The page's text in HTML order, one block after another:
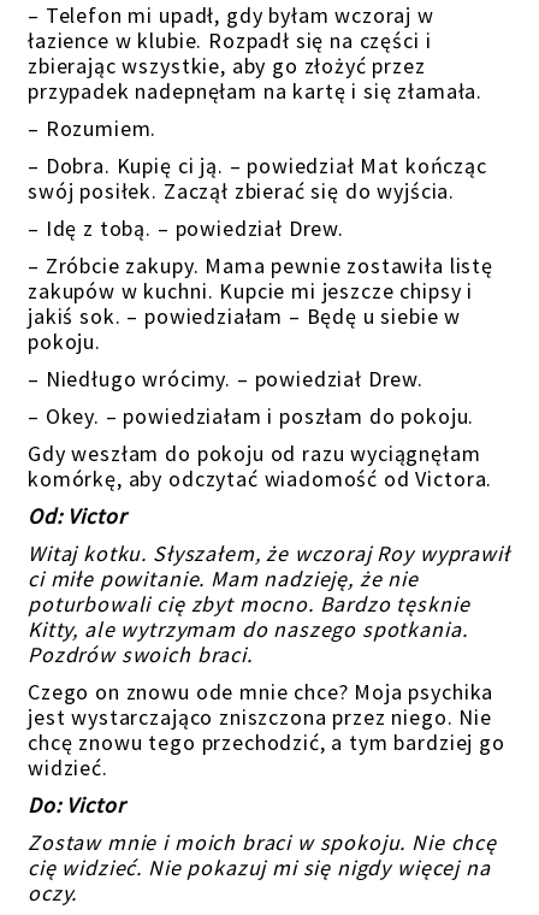
– Telefon mi upadł, gdy byłam wczoraj w
łazience w klubie. Rozpadł się na części i
zbierając wszystkie, aby go złożyć przez
przypadek nadepnęłam na kartę i się złamała.
– Rozumiem.
– Dobra. Kupię ci ją. – powiedział Mat kończąc
swój posiłek. Zaczął zbierać się do wyjścia.
– Idę z tobą. – powiedział Drew.
– Zróbcie zakupy. Mama pewnie zostawiła listę
zakupów w kuchni. Kupcie mi jeszcze chipsy i
jakiś sok. – powiedziałam – Będę u siebie w
pokoju.
– Niedługo wrócimy. – powiedział Drew.
– Okey. – powiedziałam i poszłam do pokoju.
Gdy weszłam do pokoju od razu wyciągnęłam
komórkę, aby odczytać wiadomość od Victora.
Od: Victor
Witaj kotku. Słyszałem, że wczoraj Roy wyprawił
ci miłe powitanie. Mam nadzieję, że nie
poturbowali cię zbyt mocno. Bardzo tęsknie
Kitty, ale wytrzymam do naszego spotkania.
Pozdrów swoich braci.
Czego on znowu ode mnie chce? Moja psychika
jest wystarczająco zniszczona przez niego. Nie
chcę znowu tego przechodzić, a tym bardziej go
widzieć.
Do: Victor
Zostaw mnie i moich braci w spokoju. Nie chcę
cię widzieć. Nie pokazuj mi się nigdy więcej na
oczy.